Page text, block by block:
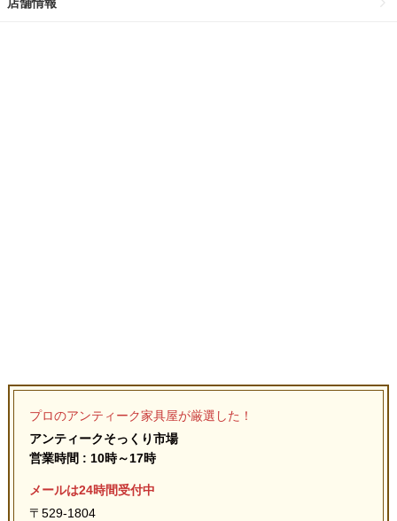
プロのアンティーク家具屋が厳選した！
アンティークそっくり市場
営業時間 : 10時～17時
メールは24時間受付中
〒529-1804